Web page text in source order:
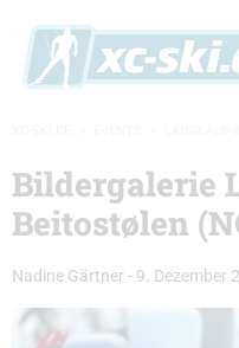
Bildergalerie
Beitostølen
Nadine Gärtner - 9. Dezember